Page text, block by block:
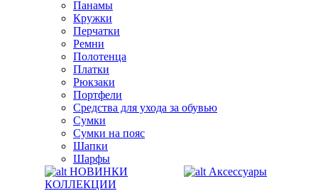
Панамы
Кружки
Перчатки
Ремни
Полотенца
Платки
Рюкзаки
Портфели
Средства для ухода за обувью
Сумки
Сумки на пояс
Шапки
Шарфы
НОВИНКИ
КОЛЛЕКЦИИ
Аксессуары